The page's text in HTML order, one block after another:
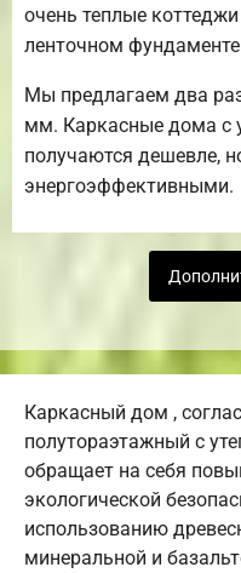
очень теплые
ленточном
Мы предлагаем два
мм. Каркасные дома с
получаются дешевле,
энергоэффективными.
Каркасный дом ,
полутораэтажный с
обращает на себя
экологической
использованию
минеральной и